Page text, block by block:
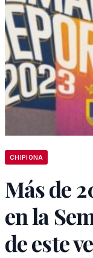
CHIPIONA
Más de
en la
de este